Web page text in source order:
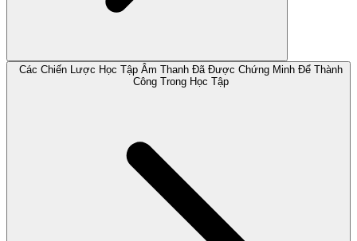
Các Chiến Lược Học Tập Âm Thanh Đã Được Chứng Minh Để Thành
Công Trong Học Tập